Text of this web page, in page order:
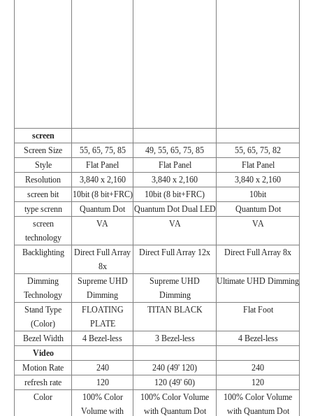
screen
Screen Size
55, 65, 75, 85 49, 55, 65, 75, 85
55, 65, 75, 82
Style
Flat Panel Flat Panel
Flat Panel
Resolution
3,840 x 2,160 3,840 x 2,160
3,840 x 2,160
screen bit
10bit (8 bit+FRC) 10bit (8 bit+FRC)
10bit
type screnn
Quantum Dot Quantum Dot Dual LED
Quantum Dot
screen
technology
VA VA VA
Backlighting
Direct Full Array
8x
Direct Full Array 12x Direct Full Array 8x
Dimming
Technology
Supreme UHD
Dimming
Supreme UHD
Dimming
Ultimate UHD Dimming
Stand Type
(Color)
FLOATING
PLATE
TITAN BLACK Flat Foot
Bezel Width 4 Bezel-less 3 Bezel-less
4 Bezel-less
Video
Motion Rate
240 240 (49' 120)
240
refresh rate
120 120 (49' 60)
120
Color
100% Color
Volume with
100% Color Volume
with Quantum Dot
100% Color Volume
with Quantum Dot